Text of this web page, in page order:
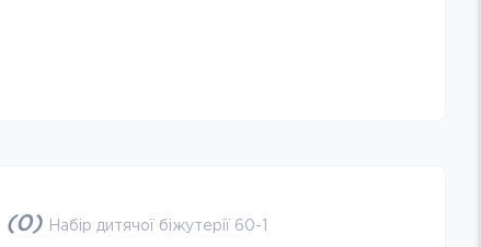
(0) Набір дитячої біжутерії 60-1